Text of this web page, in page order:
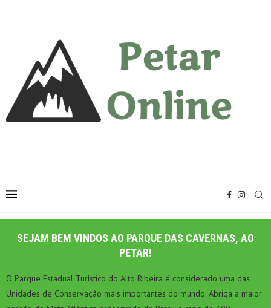
SEJAM BEM VINDOS AO PARQUE DAS CAVERNAS, AO
PETAR!
O Parque Estadual Turístico do Alto Ribeira é considerado uma das
Unidades de Conservação mais importantes do mundo. Abriga a maior